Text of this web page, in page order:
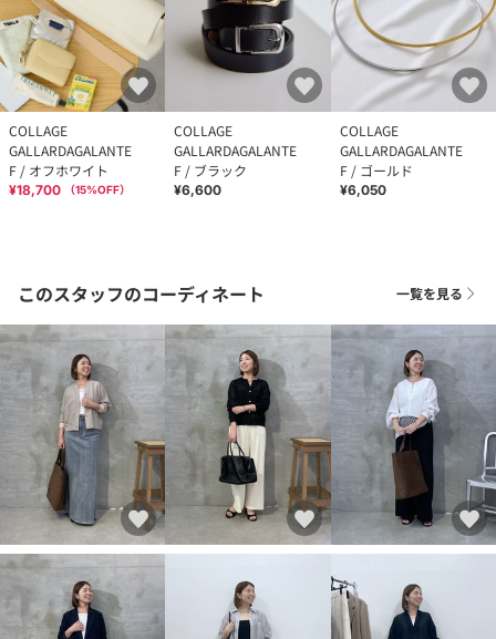
COLLAGE
GALLARDAGALANTE
F / オフホワイト
¥18,700 （15%OFF）
COLLAGE
GALLARDAGALANTE
F / ブラック
¥6,600
COLLAGE
GALLARDAGALANTE
F / ゴールド
¥6,050
このスタッフのコーディネート 一覧を見る